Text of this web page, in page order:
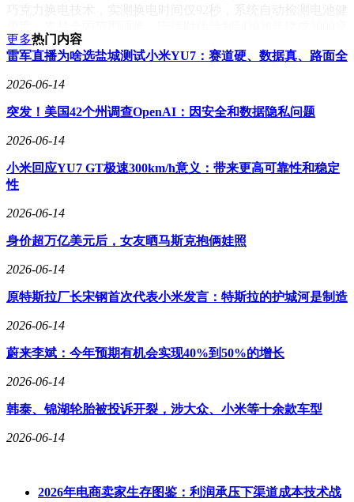
换电站，覆盖核心城区。充电版则支持21分钟快充
（30%-80%），可补充约300km续航。两种模式全年补能耗时
续航表现通过技术优化实现突破。新车采用多合一扁线电驱、
全系热泵空调及低滚阻轮胎，充电版CLTC续航提供
460/560/660km三档选择，换电版统一为535km。这种“效率优
衡。
标，采用低VOC环保材料；爆胎稳定控制系统可在爆胎瞬间
保持车身稳定；极光电池配备116片1.8mm加厚纳米级气凝胶
隔热材料，可承受1000°C以上高温。车身结构中高强钢占比
73.6%，扭转刚度达39861N·m/deg，主动安全则涵盖540°全景
交易闭环，用户可在抖音平台完成看车、直播、下单全流程。
北汽新能源董事长刘观桥在发布会上强调，贝塔S3通过开辟
换电新赛道、以B级车尺寸与A级车价格策略，为注重性价比
与补能便利性的家庭用户提供全新选择。
更多热门内容
雷军直播为啥选盐城测试小米YU7：赛道硬、数据真、路面全
2026-06-14
突发！美国42个州调查OpenAI：因安全和数据隐私问题
2026-06-14
小米回应YU7 GT极速300km/h意义：带来更高可靠性和稳定
性
2026-06-14
身价超万亿美元后，女友晒马斯克抱俩娃照
2026-06-14
原特斯拉厂长宋钢首次代表小米发言：特斯拉的护城河是制造
2026-06-14
蔚来李斌：今年预期有机会实现40%到50%的增长
2026-06-14
韩泰、锦湖轮胎被投诉开裂，涉大众、小米等十余款车型
2026-06-14
2026年电商卖家生存图鉴：利润承压下渠道成本技术战